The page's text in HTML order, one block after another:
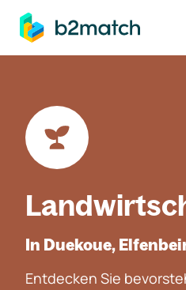
springen
In Duekoue,
Entdecken Sie